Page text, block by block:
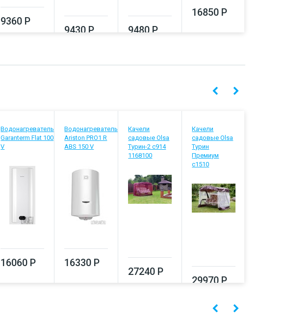
9360 Р
9430 Р 9480 Р
16850 Р
Водонагреватель
Garanterm Flat 100
V
16060 Р
Водонагреватель
Ariston PRO1 R
ABS 150 V
16330 Р
Качели
садовые Olsa
Турин-2 с914
1168100
27240 Р
Качели
садовые Olsa
Турин
Премиум
с1510
29970 Р